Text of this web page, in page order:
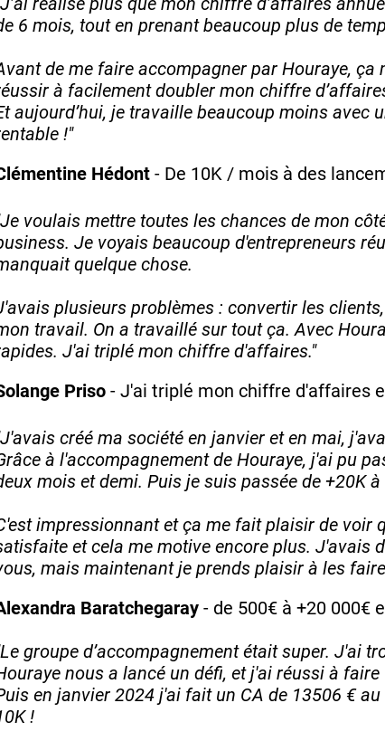
6 mois, tout en prenant beaucoup plus de
de me faire accompagner par Houraye,
à facilement doubler mon chiffre
aujourd’hui, je travaille beaucoup moins avec
!"
Hédont - De 10K / mois à des
voulais mettre toutes les chances de mon
Je voyais beaucoup d'entrepreneurs
quelque chose.
plusieurs problèmes : convertir les
travail. On a travaillé sur tout ça. Avec
J'ai triplé mon chiffre d'affaires."
Priso - J'ai triplé mon chiffre d'affaires
créé ma société en janvier et en mai,
à l'accompagnement de Houraye, j'ai pu
mois et demi. Puis je suis passée de +20K
impressionnant et ça me fait plaisir de voir
et cela me motive encore plus. J'avais
mais maintenant je prends plaisir à les
Baratchegaray - de 500€ à +20 000€
groupe d’accompagnement était super. J'ai
nous a lancé un défi, et j'ai réussi à
en janvier 2024 j'ai fait un CA de 13506 €
!